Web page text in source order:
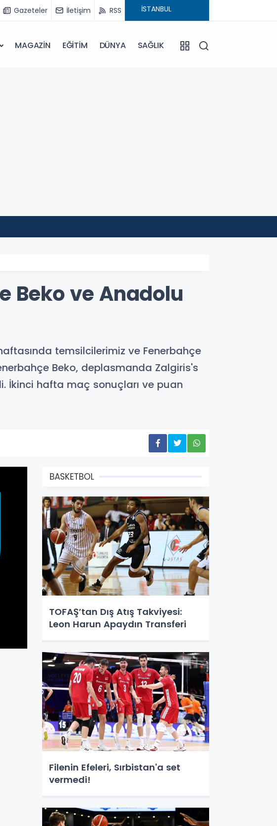
Gazeteler İletişim RSS
MAGAZİN EĞİTİM DÜNYA SAĞLIK
Beko ve Anadolu
temsilcilerimiz ve Fenerbahçe
Beko, deplasmanda Zalgiris's
İkinci hafta maç sonuçları ve puan
BASKETBOL
TOFAŞ’tan Dış Atış Takviyesi:
Leon Harun Apaydın Transferi
Filenin Efeleri, Sırbistan'a set
vermedi!